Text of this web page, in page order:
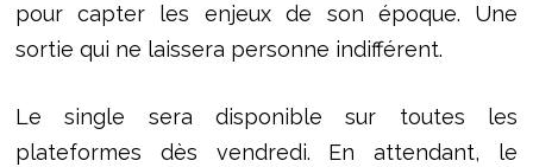
pour capter les enjeux de son époque. Une
sortie qui ne laissera personne indifférent.
Le single sera disponible sur toutes les
plateformes dès vendredi. En attendant, le